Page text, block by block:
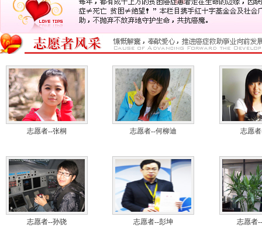
志愿者--张桐 志愿者--何柳迪 志愿
志愿者--孙骁 志愿者--彭坤 志愿者